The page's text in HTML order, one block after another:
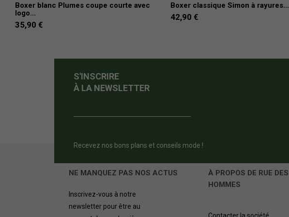
Boxer blanc Plumes coupe courte avec
logo...
35,90 €
Boxer classique Simon à rayures...
42,90 €
S'INSCRIRE
À LA NEWSLETTER
Recevez nos bons plans et conseils mode !
NE MANQUEZ PAS NOS ACTUS
Inscrivez-vous à notre
newsletter pour être au
À PROPOS DE RUE DES
HOMMES